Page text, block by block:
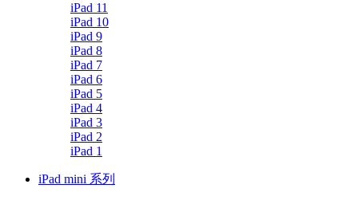
iPad 11
iPad 10
iPad 9
iPad 8
iPad 7
iPad 6
iPad 5
iPad 4
iPad 3
iPad 2
iPad 1
iPad mini 系列